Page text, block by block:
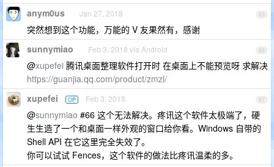
65
anym0us Jan 27, 2018
突然想到这个功能，万能的 V 友果然有，感谢
66
sunnymiao Feb 3, 2018 via Android
@xupefei 腾讯桌面整理软件打开时 在桌面上不能预览呀 求解决
https://guanjia.qq.com/product/zmzl/
67
xupefei OP Feb 3, 2018
@sunnymiao #66 这个无法解决。疼讯这个软件太极端了，硬
生生造了一个和桌面一样外观的窗口给你看。Windows 自带的
Shell API 在它这里完全失效了。
你可以试试 Fences，这个软件的做法比疼讯温柔的多。